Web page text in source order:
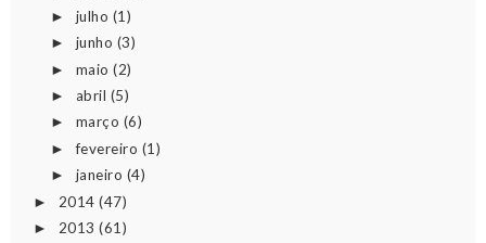
► julho (1)
► junho (3)
► maio(2)
► abril (5)
► março (6)
►fevereiro (1)
► janeiro (4)
► 2014 (47)
► 2013 (61)